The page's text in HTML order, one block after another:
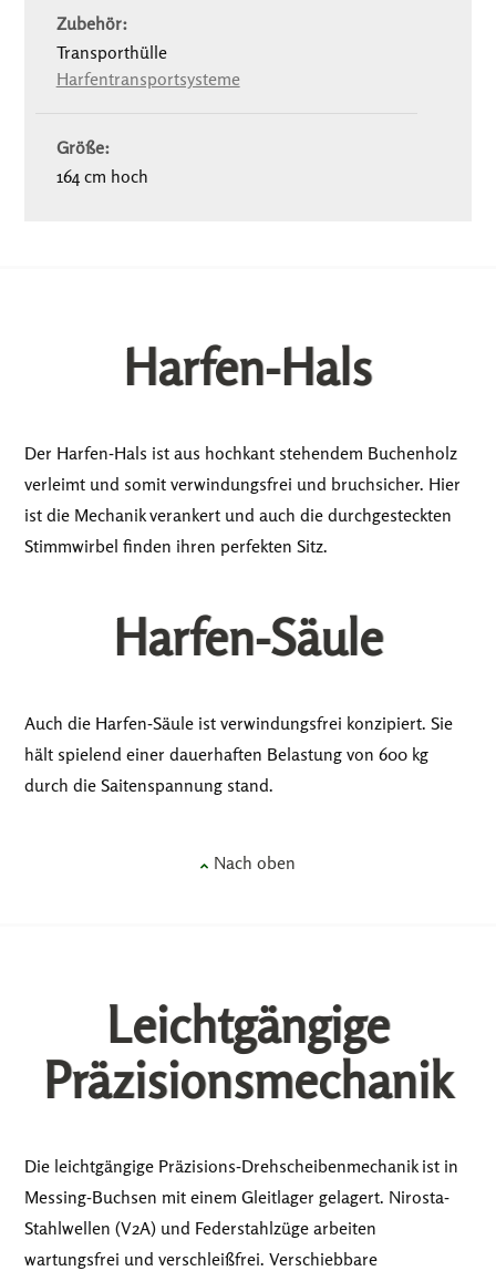
Zubehör:
Transporthülle
Harfentransportsysteme
Größe:
164 cm hoch
Harfen-Hals
Der Harfen-Hals ist aus hochkant stehendem Buchenholz
verleimt und somit verwindungsfrei und bruchsicher. Hier
ist die Mechanik verankert und auch die durchgesteckten
Stimmwirbel finden ihren perfekten Sitz.
Harfen-Säule
Auch die Harfen-Säule ist verwindungsfrei konzipiert. Sie
hält spielend einer dauerhaften Belastung von 600 kg
durch die Saitenspannung stand.
Nach oben
Leichtgängige
Präzisionsmechanik
Die leichtgängige Präzisions-Drehscheibenmechanik ist in
Messing-Buchsen mit einem Gleitlager gelagert. Nirosta-
Stahlwellen (V2A) und Federstahlzüge arbeiten
wartungsfrei und verschleißfrei. Verschiebbare